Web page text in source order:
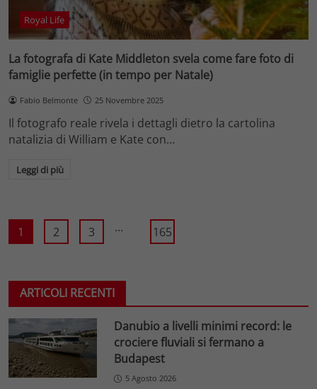
Royal Life
La fotografa di Kate Middleton svela come fare foto di
famiglie perfette (in tempo per Natale)
Fabio Belmonte 25 Novembre 2025
Il fotografo reale rivela i dettagli dietro la cartolina
natalizia di William e Kate con…
Leggi di più
1 2 3 ... 165
ARTICOLI RECENTI
Danubio a livelli minimi record: le
crociere fluviali si fermano a
Budapest
5 Agosto 2026